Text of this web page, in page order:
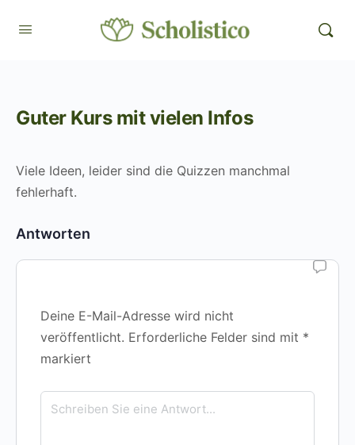
Guter Kurs mit vielen Infos
Viele Ideen, leider sind die Quizzen manchmal
fehlerhaft.
Antworten
Deine E-Mail-Adresse wird nicht
veröffentlicht. Erforderliche Felder sind mit *
markiert